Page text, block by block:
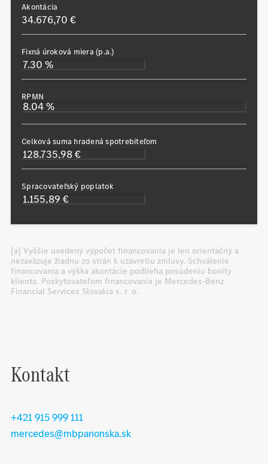
Akontácia
34.676,70 €
Fixná úroková miera (p.a.)
RPMN
Celková suma hradená spotrebiteľom
Spracovateľský poplatok
[a] Vyššie uvedený výpočet financovania je len orientačný a
nezaväzuje žiadnu zo strán k uzavretiu zmluvy. Schválenie
financovania a výška akontácie podlieha posúdeniu bonity
klienta. Poskytovateľom financovania je Mercedes-Benz
Financial Services Slovakia s. r. o.
Kontakt
+421 915 999 111
mercedes@mbpanonska.sk